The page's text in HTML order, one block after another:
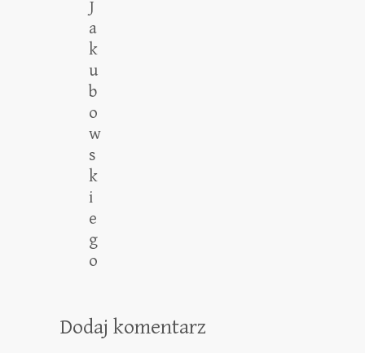
J
a
k
u
b
o
w
s
k
i
e
g
o
Dodaj komentarz